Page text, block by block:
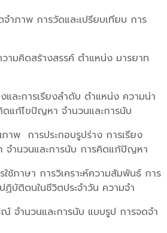
ำภาพ การวัดและเปรียบเทียบ การ
ามคิดสร้างสรรค์ ตำแหน่ง มารยาท
ละการเรียงลำดับ ตำแหน่ง ความน่า
แก้ไขปัญหา จำนวนและการนับ
าพ การประกอบรูปร่าง การเรียง
จำนวนและการนับ การคิดแก้ปัญหา
ช้ภาษา การวิเคราะห์ความสัมพันธ์ การ
บัติตนในชีวิตประจำวัน ความจำ
จำนวนและการนับ แบบรูป การจดจำ